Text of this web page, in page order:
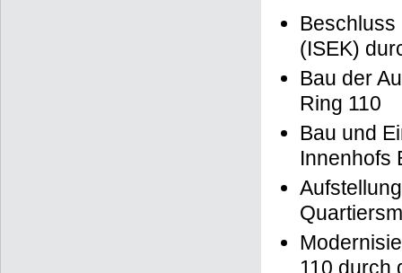
Beschluss
(ISEK)
Bau der
Ring 110
Bau und
Innenhofs
110 durch